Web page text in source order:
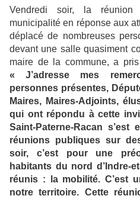
Vendredi soir, la
municipalité en réponse aux
déplacé de nombreuses
devant une salle quasiment
maire de la commune, a
« J’adresse mes
personnes présentes,
Maires, Maires-Adjoints,
qui ont répondu à cette
Saint-Paterne-Racan s’est
réunions publiques sur
soir, c’est pour une
habitants du nord d’Indre-
réunis : la mobilité. C’est
notre territoire. Cette